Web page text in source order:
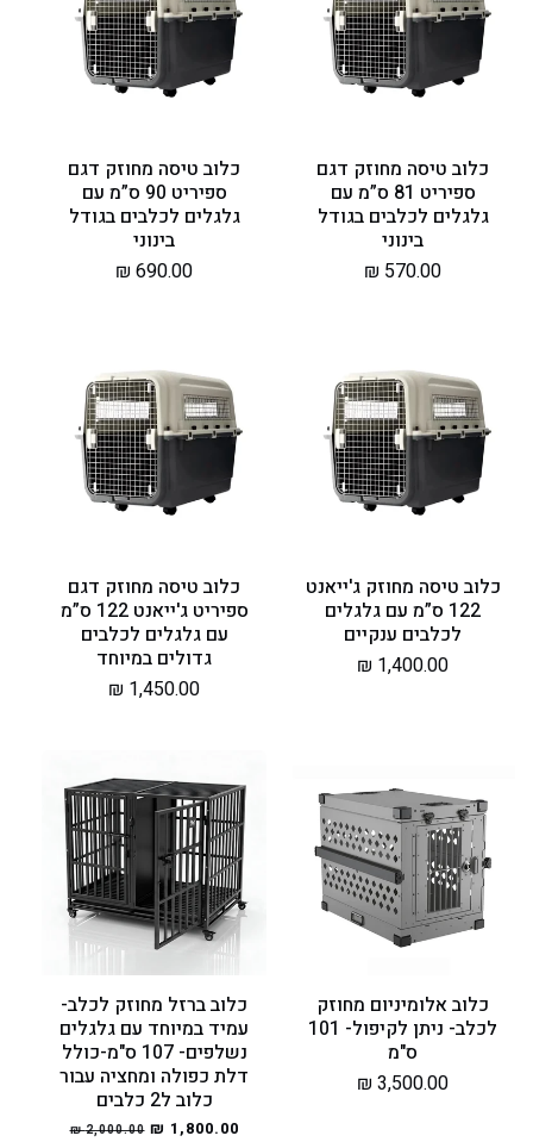
כלוב טיסה מחוזק דגם
ספיריט 81 ס”מ עם
גלגלים לכלבים בגודל
בינוני
מחיר
570.00 ₪
כלוב טיסה מחוזק דגם
ספיריט 90 ס”מ עם
גלגלים לכלבים בגודל
בינוני
מחיר
690.00 ₪
כלוב טיסה מחוזק ג'ייאנט
122 ס”מ עם גלגלים
לכלבים ענקיים
מחיר
1,400.00 ₪
כלוב טיסה מחוזק דגם
ספיריט ג'ייאנט 122 ס”מ
עם גלגלים לכלבים
גדולים במיוחד
מחיר
1,450.00 ₪
כלוב אלומיניום מחוזק
לכלב- ניתן לקיפול- 101
ס"מ
מחיר
3,500.00 ₪
כלוב ברזל מחוזק לכלב-
עמיד במיוחד עם גלגלים
נשלפים- 107 ס"מ-כולל
דלת כפולה ומחציה עבור
כלוב ל2 כלבים
מחיר
1,800.00 ₪
מחיר
2,000.00 ₪